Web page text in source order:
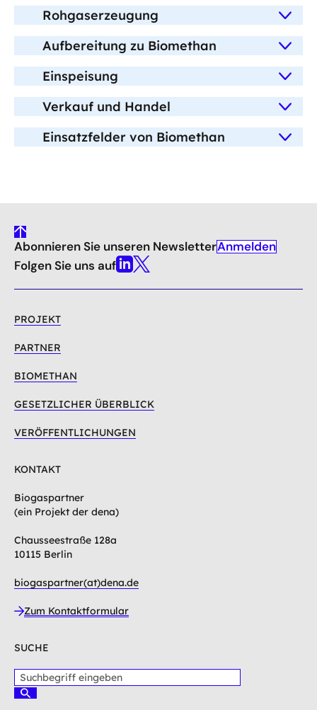
Rohgaserzeugung
Aufbereitung zu Biomethan
Einspeisung
Verkauf und Handel
Einsatzfelder von Biomethan
gehe
nach
oben
Abonnieren Sie unseren NewsletterAnmelden
Folgen Sie uns aufLinkedin
X
PROJEKT
PARTNER
BIOMETHAN
GESETZLICHER ÜBERBLICK
VERÖFFENTLICHUNGEN
KONTAKT
Biogaspartner
(ein Projekt der dena)
Chausseestraße 128a
10115 Berlin
biogaspartner(at)dena.de
Zum Kontaktformular
SUCHE
u
S